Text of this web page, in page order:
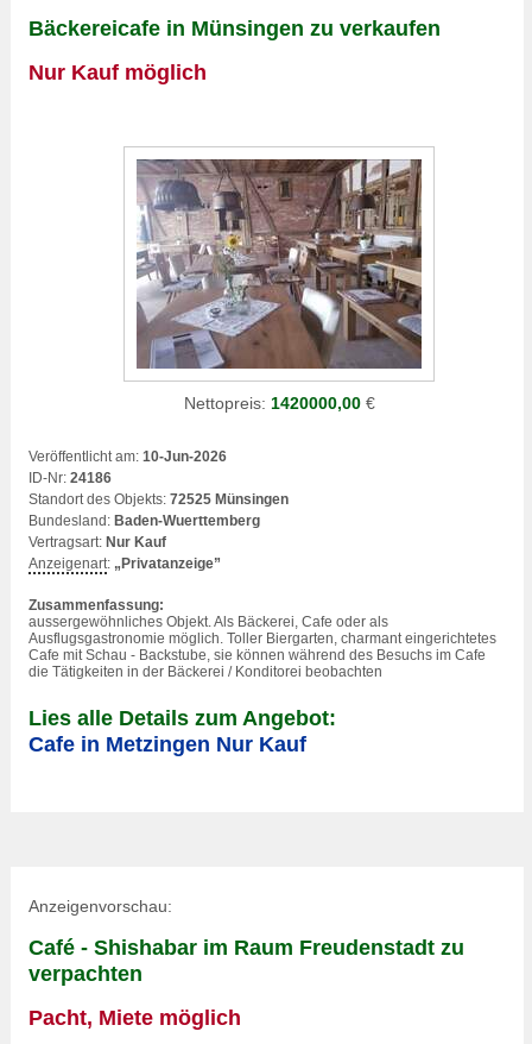
Bäckereicafe in Münsingen zu verkaufen
Nur Kauf möglich
Nettopreis: 1420000,00€
Veröffentlicht am: 10-Jun-2026
ID-Nr: 24186
Standort des Objekts: 72525 Münsingen
Bundesland: Baden-Wuerttemberg
Vertragsart: Nur Kauf
Anzeigenart: „Privatanzeige”
Zusammenfassung:
aussergewöhnliches Objekt. Als Bäckerei, Cafe oder als
Ausflugsgastronomie möglich. Toller Biergarten, charmant eingerichtetes
Cafe mit Schau - Backstube, sie können während des Besuchs im Cafe
die Tätigkeiten in der Bäckerei / Konditorei beobachten
Lies alle Details zum Angebot:
Cafe in Metzingen Nur Kauf
Anzeigenvorschau:
Café - Shishabar im Raum Freudenstadt zu
verpachten
Pacht, Miete möglich